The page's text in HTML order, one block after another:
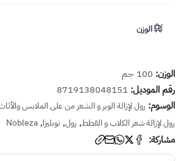
الوزن
الوزن: 100 جم
رقم الموديل: 8719138048151
الوسوم: رول لإزالة الوبر و الشعر من على الملابس
رول لإزالة شعر الكلاب و القطط, رول, نوبليزا,
Nobleza
مشاركة: